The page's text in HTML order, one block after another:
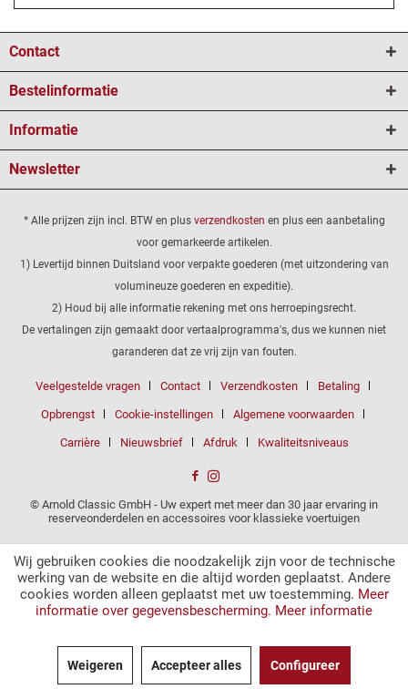
Contact
Bestelinformatie
Informatie
Newsletter
* Alle prijzen zijn incl. BTW en plus verzendkosten en plus een aanbetaling
voor gemarkeerde artikelen.
1) Levertijd binnen Duitsland voor verpakte goederen (met uitzondering van
volumineuze goederen en expeditie).
2) Houd bij alle informatie rekening met ons herroepingsrecht.
De vertalingen zijn gemaakt door vertaalprogramma's, dus we kunnen niet
garanderen dat ze vrij zijn van fouten.
Veelgestelde vragen Contact Verzendkosten Betaling
Opbrengst Cookie-instellingen Algemene voorwaarden
Carrière Nieuwsbrief Afdruk Kwaliteitsniveaus
© Arnold Classic GmbH - Uw expert met meer dan 30 jaar ervaring in
reserveonderdelen en accessoires voor klassieke voertuigen
Wij gebruiken cookies die noodzakelijk zijn voor de technische
werking van de website en die altijd worden geplaatst. Andere
cookies worden alleen geplaatst met uw toestemming. Meer
informatie over gegevensbescherming. Meer informatie
Weigeren Accepteer alles Configureer